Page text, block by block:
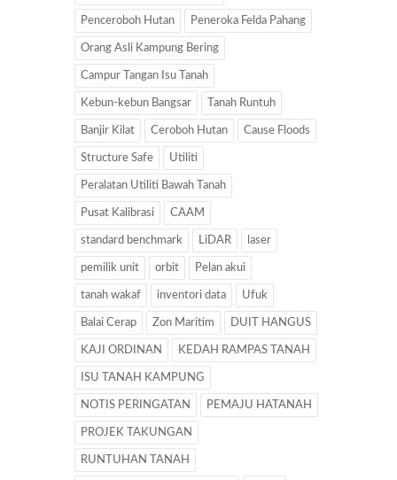
Penceroboh Hutan Peneroka Felda Pahang
Orang Asli Kampung Bering
Campur Tangan Isu Tanah
Kebun-kebun Bangsar Tanah Runtuh
Banjir Kilat Ceroboh Hutan Cause Floods
Structure Safe Utiliti
Peralatan Utiliti Bawah Tanah
Pusat Kalibrasi CAAM
standard benchmark LiDAR laser
pemilik unit orbit Pelan akui
tanah wakaf inventori data Ufuk
Balai Cerap Zon Maritim DUIT HANGUS
KAJI ORDINAN KEDAH RAMPAS TANAH
ISU TANAH KAMPUNG
NOTIS PERINGATAN PEMAJU HATANAH
PROJEK TAKUNGAN
RUNTUHAN TANAH